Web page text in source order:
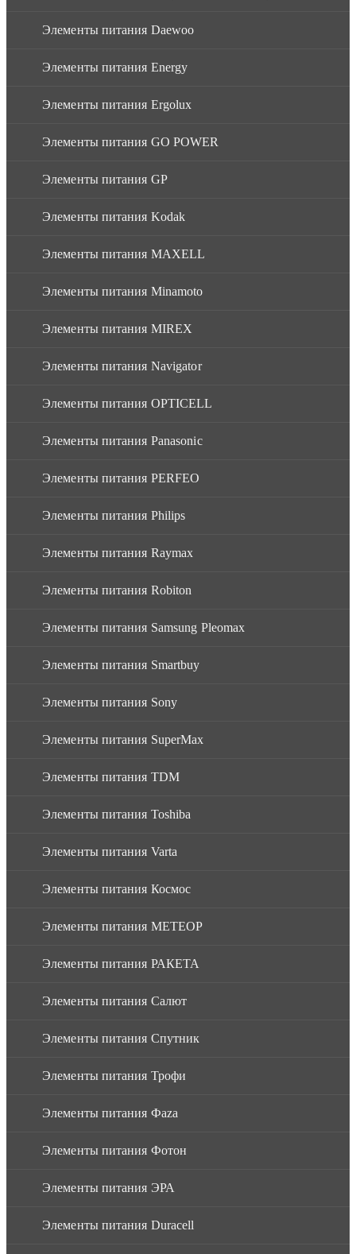
Элементы питания Daewoo
Элементы питания Energy
Элементы питания Ergolux
Элементы питания GO POWER
Элементы питания GP
Элементы питания Kodak
Элементы питания MAXELL
Элементы питания Minamoto
Элементы питания MIREX
Элементы питания Navigator
Элементы питания OPTICELL
Элементы питания Panasonic
Элементы питания PERFEO
Элементы питания Philips
Элементы питания Raymax
Элементы питания Robiton
Элементы питания Samsung Pleomax
Элементы питания Smartbuy
Элементы питания Sony
Элементы питания SuperMax
Элементы питания TDM
Элементы питания Toshiba
Элементы питания Varta
Элементы питания Космос
Элементы питания МЕТЕОР
Элементы питания РАКЕТА
Элементы питания Салют
Элементы питания Спутник
Элементы питания Трофи
Элементы питания Фaza
Элементы питания Фотон
Элементы питания ЭРА
Элементы питания Duracell